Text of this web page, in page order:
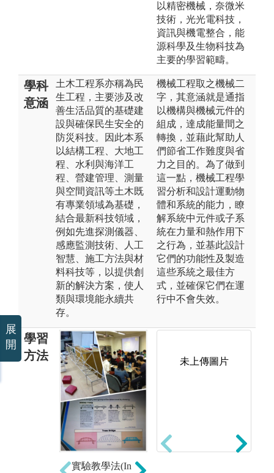
以精密機械，奈微米
技術，光光電科技，
資訊與機電整合，能
源科學及生物科技為
主要的學習範疇。
學科
意涵
土木工程系亦稱為民
生工程，主要涉及改
善生活品質的基礎建
設與確保民生安全的
防災科技。因此本系
以結構工程、大地工
程、水利與海洋工
程、營建管理、測量
與空間資訊等土木既
有專業領域為基礎，
結合最新科技領域，
例如先進探測儀器、
感應監測技術、人工
智慧、施工方法與材
料科技等，以提供創
新的解決方案，使人
類與環境能永續共
存。
機械工程取之機械二
字，其意涵就是通指
以機構與機械元件的
組成，達成能量間之
轉換，並藉此幫助人
們節省工作難度與省
力之目的。為了做到
這一點，機械工程學
習分析和設計運動物
體和系統的能力，瞭
解系統中元件或子系
統在力量和熱作用下
之行為，並基此設計
它們的功能性及製造
這些系統之最佳方
式，並確保它們在運
行中不會失效。
學習
方法
實驗教學法(In
學年度起開設
工程實習課
未上傳圖片
展
開